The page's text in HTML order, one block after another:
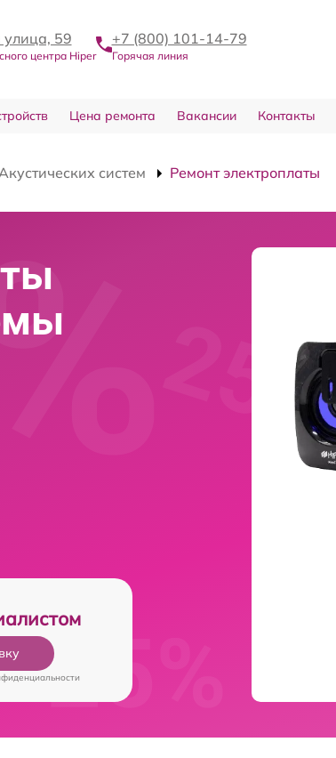
улица, 59
центра Hiper
+7 (800) 101-14-79
Горячая линия
Цена ремонта Вакансии Контакты
систем Ремонт электроплаты